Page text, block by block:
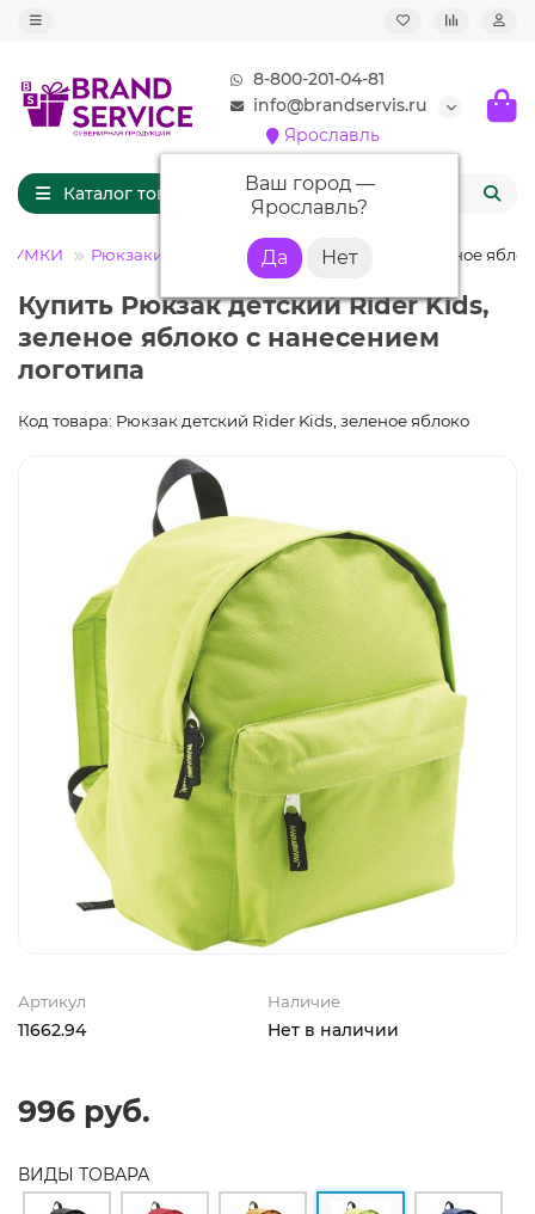
8-800-201-04-81
info@brandservis.ru
Ярославль
Ваш город —
Ярославль?
Каталог товаров
СУМКИ Рюкзаки Рюкзак детский Rider Kids, зеленое
Купить Рюкзак детский Rider Kids,
зеленое яблоко с нанесением
логотипа
Код товара: Рюкзак детский Rider Kids, зеленое яблоко
Артикул
11662.94
Наличие
Нет в наличии
996 руб.
ВИДЫ ТОВАРА